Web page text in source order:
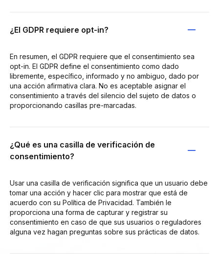
¿El GDPR requiere opt-in?
En resumen, el GDPR requiere que el consentimiento sea
opt-in. El GDPR define el consentimiento como dado
libremente, específico, informado y no ambiguo, dado por
una acción afirmativa clara. No es aceptable asignar el
consentimiento a través del silencio del sujeto de datos o
proporcionando casillas pre-marcadas.
¿Qué es una casilla de verificación de
consentimiento?
Usar una casilla de verificación significa que un usuario debe
tomar una acción y hacer clic para mostrar que está de
acuerdo con su Política de Privacidad. También le
proporciona una forma de capturar y registrar su
consentimiento en caso de que sus usuarios o reguladores
alguna vez hagan preguntas sobre sus prácticas de datos.